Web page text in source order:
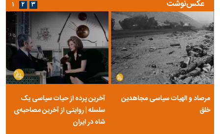
عکس‌نوشت
مرصاد و الهیات سیاسی مجاهدین
خلق
آخرین پرده از حیات سیاسی یک
سلسله | روایتی از آخرین مصاحبه‌ی
شاه در ایران
۱ ۲ ۳